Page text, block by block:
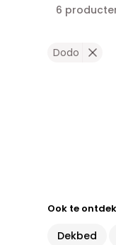
6
Dodo
Ook te
Dekbed